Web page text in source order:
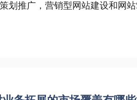
推广，营销型网站建设和网站